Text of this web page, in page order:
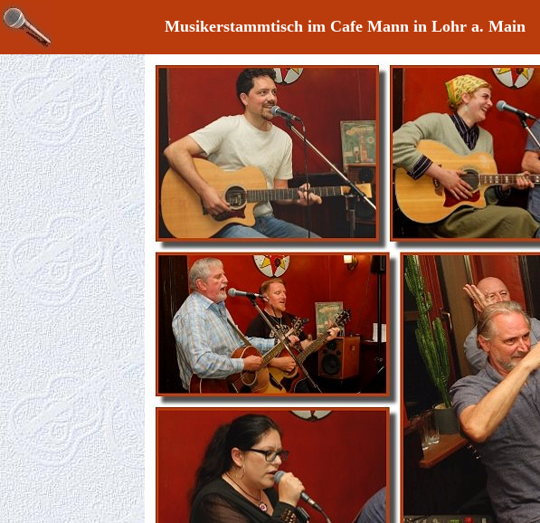
Musikerstammtisch im Cafe Mann in Lohr a. Main